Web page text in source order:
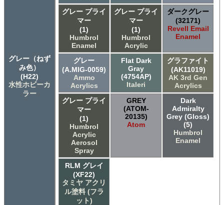
グレー（ねず
み色）
(H22)
水性ホビーカ
ラー
グレー プライ
マー
(1)
Humbrol
Enamel
グレー プライ
マー
(1)
Humbrol
Acrylic
ダークグレー
(32171)
Revell Email
Enamel
グレー
(A.MIG-0059)
Ammo
Acrylics
Flat Dark
Gray
(4754AP)
Italeri
グラファイト
(AK11019)
AK 3rd Gen
Acrylics
グレー プライ
マー
(1)
Humbrol
Acrylic
Aerosol
Spray
GREY
(ATOM-
20135)
Atom
Dark
Admiralty
Grey (Gloss)
(5)
Humbrol
Enamel
RLM グレイ
(XF22)
タミヤ アクリ
ル塗料 (フラ
ット)